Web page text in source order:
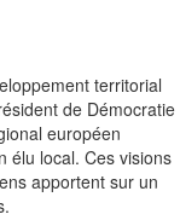
territorial
de Démocratie
européen
élu local. Ces visions
apportent sur un